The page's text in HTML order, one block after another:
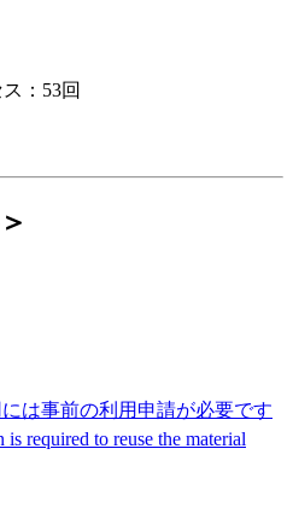
：53回
は事前の利用申請が必要です
required to reuse the material